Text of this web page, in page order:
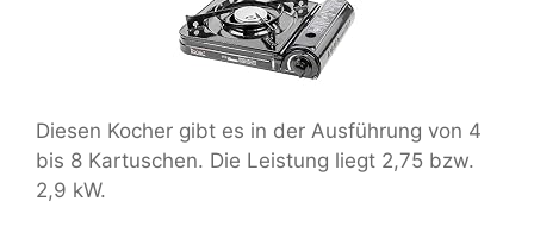
Diesen Kocher gibt es in der Ausführung von 4
bis 8 Kartuschen. Die Leistung liegt 2,75 bzw.
2,9 kW.